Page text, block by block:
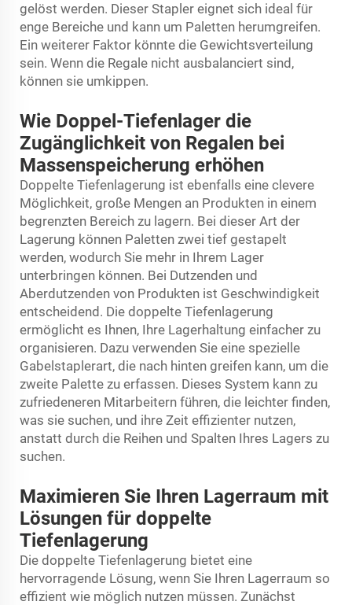
gelöst werden. Dieser Stapler eignet sich ideal für
enge Bereiche und kann um Paletten herumgreifen.
Ein weiterer Faktor könnte die Gewichtsverteilung
sein. Wenn die Regale nicht ausbalanciert sind,
können sie umkippen.
Wie Doppel-Tiefenlager die
Zugänglichkeit von Regalen bei
Massenspeicherung erhöhen
Doppelte Tiefenlagerung ist ebenfalls eine clevere
Möglichkeit, große Mengen an Produkten in einem
begrenzten Bereich zu lagern. Bei dieser Art der
Lagerung können Paletten zwei tief gestapelt
werden, wodurch Sie mehr in Ihrem Lager
unterbringen können. Bei Dutzenden und
Aberdutzenden von Produkten ist Geschwindigkeit
entscheidend. Die doppelte Tiefenlagerung
ermöglicht es Ihnen, Ihre Lagerhaltung einfacher zu
organisieren. Dazu verwenden Sie eine spezielle
Gabelstaplerart, die nach hinten greifen kann, um die
zweite Palette zu erfassen. Dieses System kann zu
zufriedeneren Mitarbeitern führen, die leichter finden,
was sie suchen, und ihre Zeit effizienter nutzen,
anstatt durch die Reihen und Spalten Ihres Lagers zu
suchen.
Maximieren Sie Ihren Lagerraum mit
Lösungen für doppelte
Tiefenlagerung
Die doppelte Tiefenlagerung bietet eine
hervorragende Lösung, wenn Sie Ihren Lagerraum so
effizient wie möglich nutzen müssen. Zunächst